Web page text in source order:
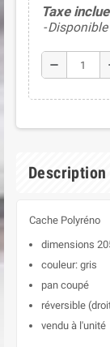
Taxe inclue
remove
Description
Cache Polyréno
dimensions
couleur: gris
pan coupé
réversible
vendu à l'unité